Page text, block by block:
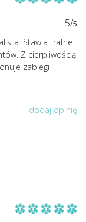
5/5
Stawia trafne
Z cierpliwością
zabiegi
dodaj opinię